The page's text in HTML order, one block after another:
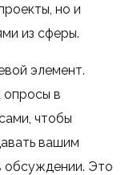
но и
из сферы.
элемент.
опросы в
чтобы
вашим
обсуждении. Это